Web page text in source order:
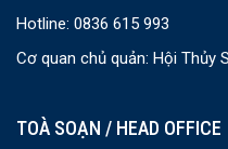
Hotline: 0836 615 993
Cơ quan chủ quản: Hội Thủy
TOÀ SOẠN / HEAD OFFICE